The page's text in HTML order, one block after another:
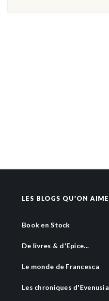
LES BLOGS QU'ON AIME
Book en Stock
De livres & d'Epice...
Le monde de Francesca
Les chroniques d'Evenusia